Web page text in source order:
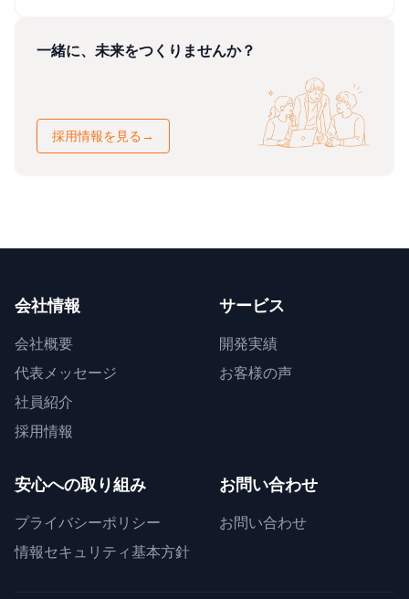
一緒に、未来をつくりませんか？
採用情報を見る →
会社情報
会社概要
代表メッセージ
社員紹介
採用情報
サービス
開発実績
お客様の声
安心への取り組み
プライバシーポリシー
情報セキュリティ基本方針
お問い合わせ
お問い合わせ